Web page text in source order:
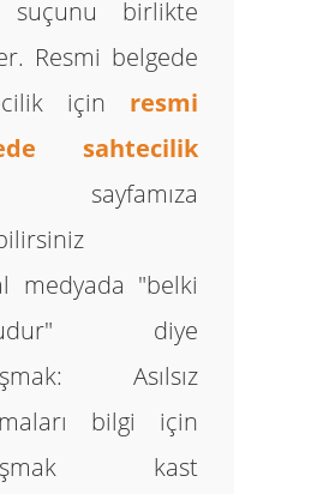
birlikte
Resmi belgede
için resmi
sahtecilik
sayfamıza
medyada "belki
diye
Asılsız
bilgi için
kast